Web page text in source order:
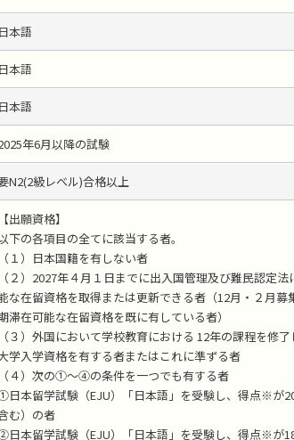
本語
本語
本語
年6月以降の試験
N2(2級レベル)合格以上
出願資格】
下の各項目の全てに該当する者。
１）日本国籍を有しない者
２）2027年４月１日までに出入国管理及び難民認定法
な在留資格を取得または更新できる者（12月・２月募
滞在可能な在留資格を既に有している者）
３）外国において学校教育における 12年の課程を修
学入学資格を有する者またはこれに準ずる者
４）次の①〜④の条件を一つでも有する者
日本留学試験（EJU）「日本語」を受験し、得点※が
む）の者
日本留学試験（EJU）「日本語」を受験し、得点※が